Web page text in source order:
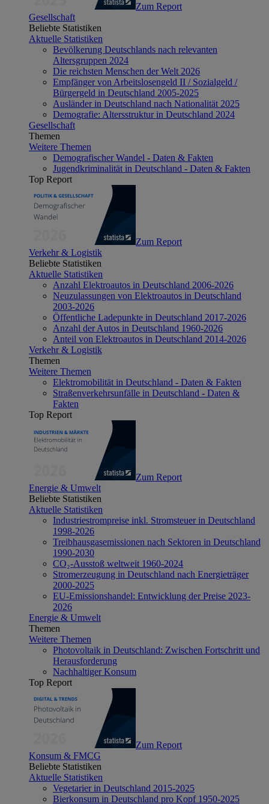
Zum Report
Gesellschaft
Beliebte Statistiken
Aktuelle Statistiken
Bevölkerung Deutschlands nach relevanten
Altersgruppen 2024
Die reichsten Menschen der Welt 2026
Empfänger von Arbeitslosengeld II / Sozialgeld /
Bürgergeld in Deutschland 2005-2025
Ausländer in Deutschland nach Nationalität 2025
Demografie: Altersstruktur in Deutschland 2024
Gesellschaft
Themen
Weitere Themen
Demografischer Wandel - Daten & Fakten
Jugendkriminalität in Deutschland - Daten & Fakten
Top Report
Zum Report
Verkehr & Logistik
Beliebte Statistiken
Aktuelle Statistiken
Anzahl Elektroautos in Deutschland 2006-2026
Neuzulassungen von Elektroautos in Deutschland
2003-2026
Öffentliche Ladepunkte in Deutschland 2017-2026
Anzahl der Autos in Deutschland 1960-2026
Anteil von Elektroautos in Deutschland 2014-2026
Verkehr & Logistik
Themen
Weitere Themen
Elektromobilität in Deutschland - Daten & Fakten
Straßenverkehrsunfälle in Deutschland - Daten &
Fakten
Top Report
Zum Report
Energie & Umwelt
Beliebte Statistiken
Aktuelle Statistiken
Industriestrompreise inkl. Stromsteuer in Deutschland
1998-2026
Treibhausgasemissionen nach Sektoren in Deutschland
1990-2030
CO₂-Ausstoß weltweit 1960-2024
Stromerzeugung in Deutschland nach Energieträger
2000-2025
EU-Emissionshandel: Entwicklung der Preise 2023-
2026
Energie & Umwelt
Themen
Weitere Themen
Photovoltaik in Deutschland: Zwischen Fortschritt und
Herausforderung
Nachhaltiger Konsum
Top Report
Zum Report
Konsum & FMCG
Beliebte Statistiken
Aktuelle Statistiken
Vegetarier in Deutschland 2015-2025
Bierkonsum in Deutschland pro Kopf 1950-2025